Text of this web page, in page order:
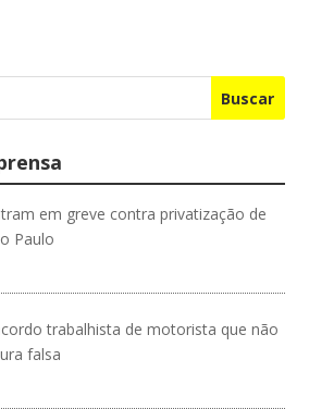
Buscar
em greve contra privatização de
Paulo
trabalhista de motorista que não
falsa